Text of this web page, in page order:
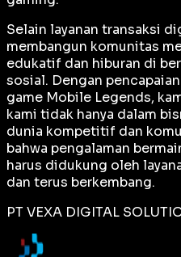
Selain layanan transaksi
membangun komunitas
edukatif dan hiburan di
sosial. Dengan
game Mobile Legends,
kami tidak hanya dalam
dunia kompetitif dan
bahwa pengalaman
harus didukung oleh
dan terus berkembang.
PT VEXA DIGITAL